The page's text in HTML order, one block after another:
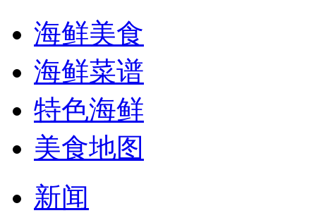
海鲜美食
海鲜菜谱
特色海鲜
美食地图
新闻